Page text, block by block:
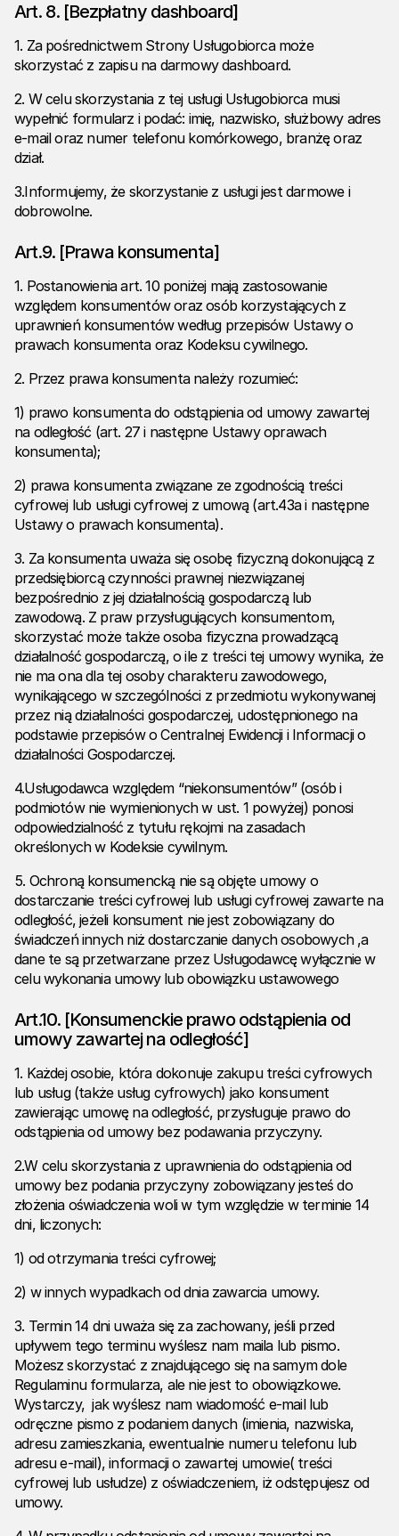
Art. 8. [Bezpłatny dashboard]
1. Za pośrednictwem Strony Usługobiorca może
skorzystać z zapisu na darmowy dashboard.
2. W celu skorzystania z tej usługi Usługobiorca musi
wypełnić formularz i podać: imię, nazwisko, służbowy adres
e-mail oraz numer telefonu komórkowego, branżę oraz
dział.
3.Informujemy, że skorzystanie z usługi jest darmowe i
dobrowolne.
Art.9. [Prawa konsumenta]
1. Postanowienia art. 10 poniżej mają zastosowanie
względem konsumentów oraz osób korzystających z
uprawnień konsumentów według przepisów Ustawy o
prawach konsumenta oraz Kodeksu cywilnego.
2. Przez prawa konsumenta należy rozumieć:
1) prawo konsumenta do odstąpienia od umowy zawartej
na odległość (art. 27 i następne Ustawy oprawach
konsumenta);
2) prawa konsumenta związane ze zgodnością treści
cyfrowej lub usługi cyfrowej z umową (art.43a i następne
Ustawy o prawach konsumenta).
3. Za konsumenta uważa się osobę fizyczną dokonującą z
przedsiębiorcą czynności prawnej niezwiązanej
bezpośrednio z jej działalnością gospodarczą lub
zawodową. Z praw przysługujących konsumentom,
skorzystać może także osoba fizyczna prowadzącą
działalność gospodarczą, o ile z treści tej umowy wynika, że
nie ma ona dla tej osoby charakteru zawodowego,
wynikającego w szczególności z przedmiotu wykonywanej
przez nią działalności gospodarczej, udostępnionego na
podstawie przepisów o Centralnej Ewidencji i Informacji o
działalności Gospodarczej.
4.Usługodawca względem “niekonsumentów” (osób i
podmiotów nie wymienionych w ust. 1 powyżej) ponosi
odpowiedzialność z tytułu rękojmi na zasadach
określonych w Kodeksie cywilnym.
5. Ochroną konsumencką nie są objęte umowy o
dostarczanie treści cyfrowej lub usługi cyfrowej zawarte na
odległość, jeżeli konsument nie jest zobowiązany do
świadczeń innych niż dostarczanie danych osobowych ,a
dane te są przetwarzane przez Usługodawcę wyłącznie w
celu wykonania umowy lub obowiązku ustawowego
Art.10. [Konsumenckie prawo odstąpienia od
umowy zawartej na odległość]
1. Każdej osobie, która dokonuje zakupu treści cyfrowych
lub usług (także usług cyfrowych) jako konsument
zawierając umowę na odległość, przysługuje prawo do
odstąpienia od umowy bez podawania przyczyny.
2.W celu skorzystania z uprawnienia do odstąpienia od
umowy bez podania przyczyny zobowiązany jesteś do
złożenia oświadczenia woli w tym względzie w terminie 14
dni, liczonych:
1) od otrzymania treści cyfrowej;
2) w innych wypadkach od dnia zawarcia umowy.
3. Termin 14 dni uważa się za zachowany, jeśli przed
upływem tego terminu wyślesz nam maila lub pismo.
Możesz skorzystać z znajdującego się na samym dole
Regulaminu formularza, ale nie jest to obowiązkowe.
Wystarczy, jak wyślesz nam wiadomość e-mail lub
odręczne pismo z podaniem danych (imienia, nazwiska,
adresu zamieszkania, ewentualnie numeru telefonu lub
adresu e-mail), informacji o zawartej umowie( treści
cyfrowej lub usłudze) z oświadczeniem, iż odstępujesz od
umowy.